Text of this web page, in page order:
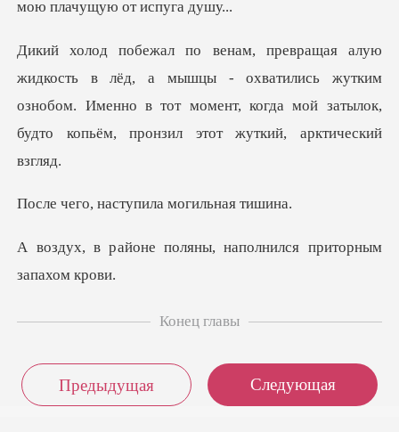
ышцы - охватились жутким
ознобом. Именно в тот момент, когда мой
аступила моги
оляны, наполнился пр
Конец главы
Предыдущая Следующая